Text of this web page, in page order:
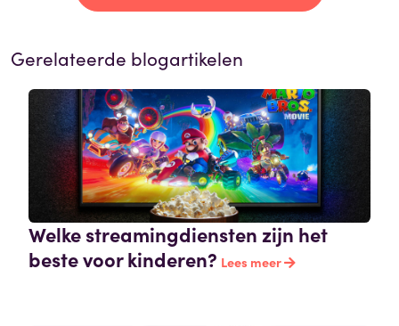
Gerelateerde blogartikelen
Welke streamingdiensten zijn het
beste voor kinderen? Lees meer